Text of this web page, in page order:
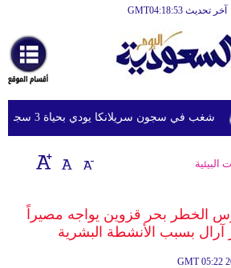
آخر تحديث GMT04:18:53
أخبارعاجلة
رياضة
ثقافة
إقتصاد
وموسيقى
في سجون سريلانكا يودي بحياة 3 سجناء ويصيب 23 آخرين
البيئية
الخطر بحر قزوين يواجه مصيراً
آرال بسبب الأنشطة البشرية
GMT